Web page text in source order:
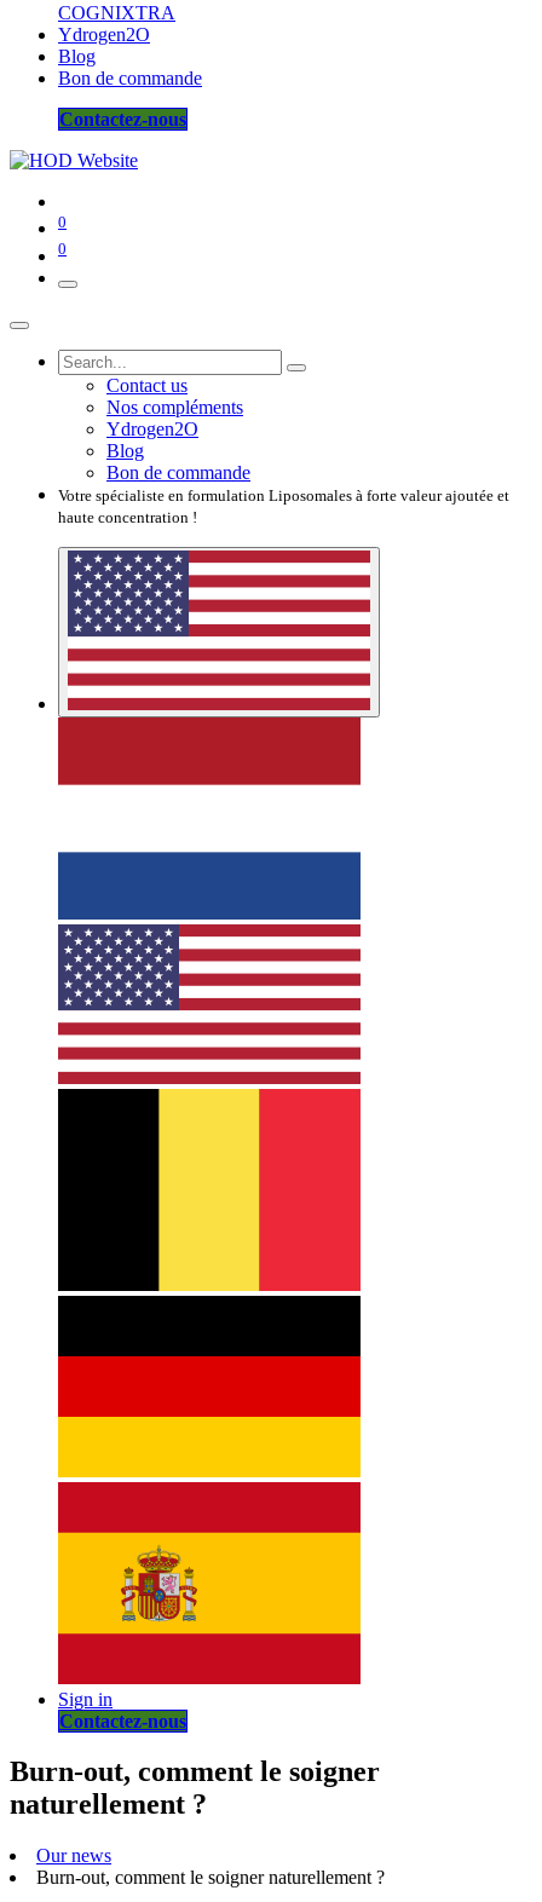
COGNIXTRA
Ydrogen2O
Blog
Bon de commande
Contactez-nous
0
0
Contact us
Nos compléments
Ydrogen2O
Blog
Bon de commande
Votre spécialiste en formulation Liposomales à forte valeur ajoutée et
haute concentration !
Sign in
Contactez-nous
Burn-out, comment le soigner
naturellement ?
Our news
Burn-out, comment le soigner naturellement ?